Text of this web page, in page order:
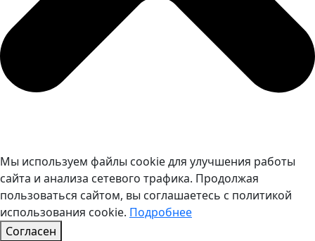
Мы используем файлы cookie для улучшения работы
сайта и анализа сетевого трафика. Продолжая
пользоваться сайтом, вы соглашаетесь с политикой
использования cookie. Подробнее
Согласен